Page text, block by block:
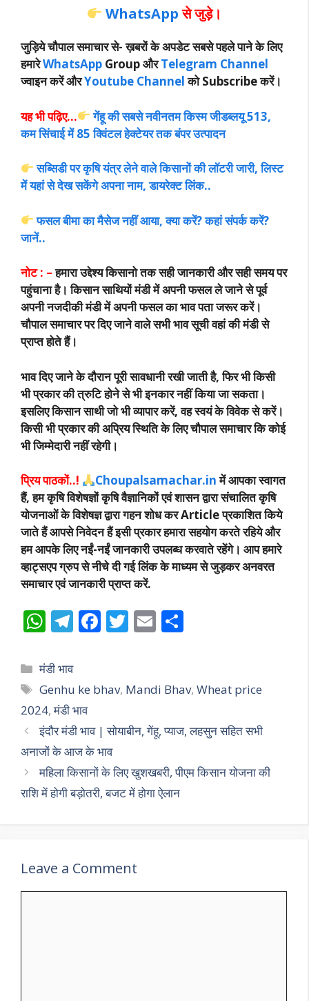
WhatsApp से जुड़े।
जुड़िये चौपाल समाचार से-ख़बरों के अपडेट सबसे पहले पाने के लिए
हमारेWhatsApp Group औरTelegram Channel
ज्वाइन करें औरYoutube Channelको Subscribe करें।
यह भी पढ़िए…
गेंहू की सबसे नवीनतम किस्म जीडब्लयू 513,
कम सिंचाई में 85 क्विंटल हेक्टेयर तक बंपर उत्पादन
सब्सिडी पर कृषि यंत्र लेने वाले किसानों की लॉटरी जारी, लिस्ट
में यहां से देख सकेंगे अपना नाम, डायरेक्ट लिंक..
फसल बीमा का मैसेज नहीं आया, क्या करें? कहां संपर्क करें?
जानें..
नोट : – हमारा उद्देश्य किसानो तक सही जानकारी और सही समय पर
पहुंचाना है। किसान साथियों मंडी में अपनी फसल ले जाने से पूर्व
अपनी नजदीकी मंडी में अपनी फसल का भाव पता जरूर करें।
चौपाल समाचार पर दिए जाने वाले सभी भाव सूची वहां की मंडी से
प्राप्त होते हैं।
भाव दिए जाने के दौरान पूरी सावधानी रखी जाती है, फिर भी किसी
भी प्रकार की त्रुटि होने से भी इनकार नहीं किया जा सकता।
इसलिए किसान साथी जो भी व्यापार करें, वह स्वयं के विवेक से करें।
किसी भी प्रकार की अप्रिय स्थिति के लिए चौपाल समाचार कि कोई
भी जिम्मेदारी नहीं रहेगी।
प्रिय पाठकों..! Choupalsamachar.inमें आपका स्वागत
हैं, हम कृषि विशेषज्ञों कृषि वैज्ञानिकों एवं शासन द्वारा संचालित कृषि
योजनाओं के विशेषज्ञ द्वारा गहन शोध कर Article प्रकाशित किये
जाते हैं आपसे निवेदन हैं इसी प्रकार हमारा सहयोग करते रहिये और
हम आपके लिए नईं-नईं जानकारी उपलब्ध करवाते रहेंगे। आप हमारे
व्हाट्सएप ग्रुप से नीचे दी गई लिंक के माध्यम से जुड़कर अनवरत
समाचार एवं जानकारी प्राप्त करें.
W
h
at
s
A
p
p
T
el
e
gr
a
m
F
ac
b
o
k
T
w
er
E
m
l e
Categories
मंडी भाव
Tags
Genhu ke bhav, Mandi Bhav,Wheat price
2024,मंडी भाव
इंदौर मंडी भाव | सोयाबीन, गेंहू, प्याज, लहसुन सहित सभी
अनाजों के आज के भाव
महिला किसानों के लिए खुशखबरी, पीएम किसान योजना की
राशि में होगी बड़ोतरी, बजट में होगा ऐलान
Leave a Comment